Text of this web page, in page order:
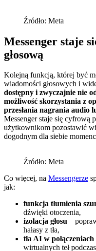
Źródło: Meta
Messenger staje
głosową
Kolejną funkcją, której być
wiadomości głosowych i
dostępny i zwyczajnie nie
możliwość skorzystania z
przesłania nagrania audio
Messenger staje się cyfrową
użytkownikom pozostawić
dogodnym dla siebie
Źródło: Meta
Co więcej, na Messengerze
jak:
funkcja tłumienia
dźwięki otoczenia,
izolacja głosu –
hałasy z tła,
tła AI w
wirtualnych teł